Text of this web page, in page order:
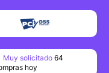
Muy solicitado 80
hoy